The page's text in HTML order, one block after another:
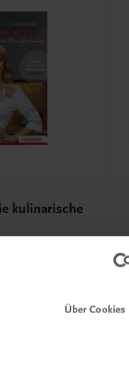
Über Cookies
kulinarische